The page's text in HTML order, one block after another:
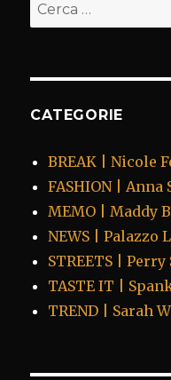
CATEGORIE
BREAK | Nicole
FASHION | Anna
MEMO | Maddy
NEWS | Palazzo
STREETS | Perry
TASTE IT |
TREND | Sarah